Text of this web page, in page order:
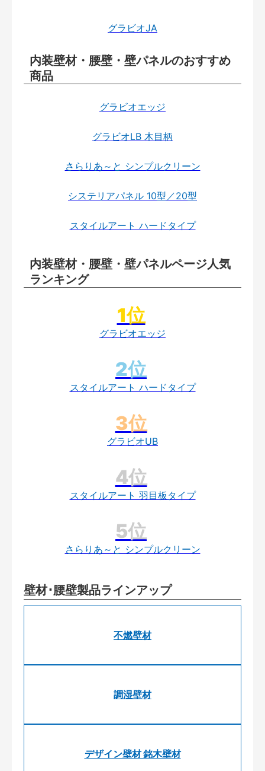
グラビオJA
内装壁材・腰壁・壁パネルのおすすめ
商品
グラビオエッジ
グラビオLB 木目柄
さらりあ～と シンプルクリーン
システリアパネル 10型／20型
スタイルアート ハードタイプ
内装壁材・腰壁・壁パネルページ人気
ランキング
グラビオエッジ
スタイルアート ハードタイプ
グラビオUB
スタイルアート 羽目板タイプ
さらりあ～と シンプルクリーン
壁材･腰壁製品ラインアップ
不燃壁材
調湿壁材
デザイン壁材 銘木壁材